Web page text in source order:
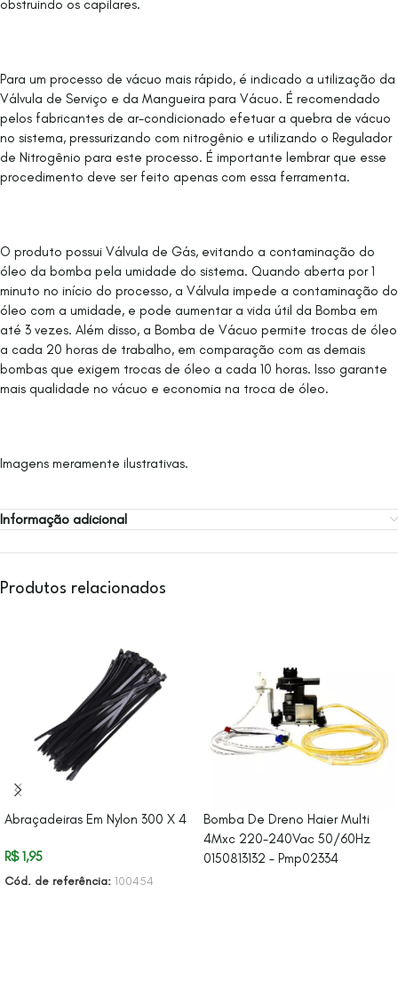
obstruindo os capilares.
Para um processo de vácuo mais rápido, é indicado a utilização da
Válvula de Serviço e da Mangueira para Vácuo. É recomendado
pelos fabricantes de ar-condicionado efetuar a quebra de vácuo
no sistema, pressurizando com nitrogênio e utilizando o Regulador
de Nitrogênio para este processo. É importante lembrar que esse
procedimento deve ser feito apenas com essa ferramenta.
O produto possui Válvula de Gás, evitando a contaminação do
óleo da bomba pela umidade do sistema. Quando aberta por 1
minuto no início do processo, a Válvula impede a contaminação do
óleo com a umidade, e pode aumentar a vida útil da Bomba em
até 3 vezes. Além disso, a Bomba de Vácuo permite trocas de óleo
a cada 20 horas de trabalho, em comparação com as demais
bombas que exigem trocas de óleo a cada 10 horas. Isso garante
mais qualidade no vácuo e economia na troca de óleo.
Imagens meramente ilustrativas.
Informação adicional
Produtos relacionados
Abraçadeiras Em Nylon 300 X 4
R$1,95
Cód. de referência: 100454
Bomba De Dreno Haier Multi
4Mxc 220-240Vac 50/60Hz
0150813132 – Pmp02334